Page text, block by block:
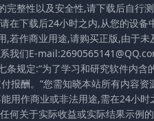
整性以及安全性,请下载后自行测
下载后24小时之内,从您的设备
作商业用途,请购买正版,由于未
我们E-
规定:“为了学习和研究软件内
报酬。”您需知晓本站所有内容
用作商业或非法用途,需在24小
何关于实际收益或实际结果示例